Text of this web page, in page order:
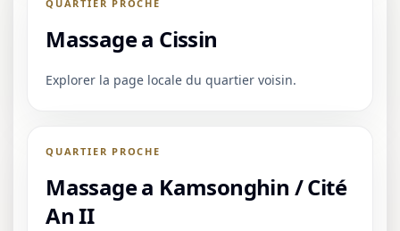
QUARTIER PROCHE
Massage a Cissin
Explorer la page locale du quartier voisin.
QUARTIER PROCHE
Massage a Kamsonghin / Cité
An II